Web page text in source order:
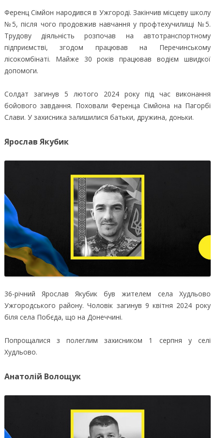
Ференц Сімйон народився в Ужгороді. Закінчив місцеву школу
№5, після чого продовжив навчання у профтехучилищі №5.
Трудову діяльність розпочав на автотранспортному
підприємстві, згодом працював на Перечинському
лісокомбінаті. Майже 30 років працював водієм швидкої
допомоги.
Солдат загинув 5 лютого 2024 року під час виконання
бойового завдання. Поховали Ференца Сімйона на Пагорбі
Слави. У захисника залишилися батьки, дружина, доньки.
Ярослав Якубик
36-річний Ярослав Якубик був жителем села Худльово
Ужгородського району. Чоловік загинув 9 квітня 2024 року
біля села Побєда, що на Донеччині.
Попрощалися з полеглим захисником 1 серпня у селі
Худльово.
Анатолій Волощук